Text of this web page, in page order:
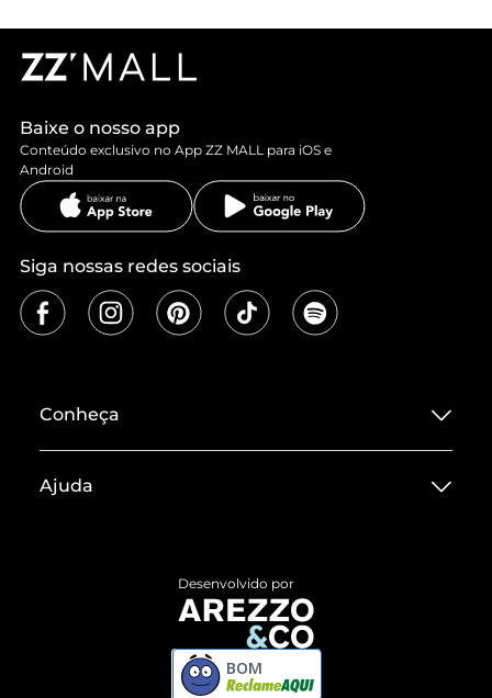
Baixe o nosso app
Conteúdo exclusivo no App ZZ MALL para iOS e
Android
Siga nossas redes sociais
Conheça
Termos de Uso
ZZ MALL é confiável
Ajuda
Devolução do Produto
Compre pelo WhatsApp
Desenvolvido por
BOM